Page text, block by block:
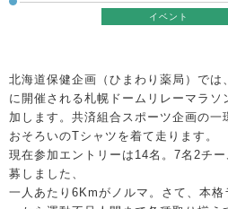
イベント
北海道保健企画（ひまわり薬局）では
に開催される札幌ドームリレーマラソ
加します。共済組合スポーツ企画の一
おそろいのTシャツを着て走ります。
現在参加エントリーは14名。7名2チ
募しました、
一人あたり6Kmがノルマ。さて、本格